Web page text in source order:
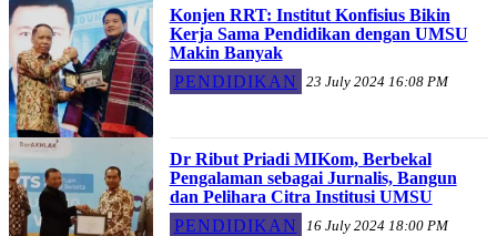
Konjen RRT: Institut Konfisius Bikin
Kerja Sama Pendidikan dengan UMSU
Makin Banyak
PENDIDIKAN
23 July 2024 16:08 PM
Dr Ribut Priadi MIKom, Berbekal
Pengalaman sebagai Jurnalis, Bangun
dan Pelihara Citra Institusi UMSU
PENDIDIKAN
16 July 2024 18:00 PM